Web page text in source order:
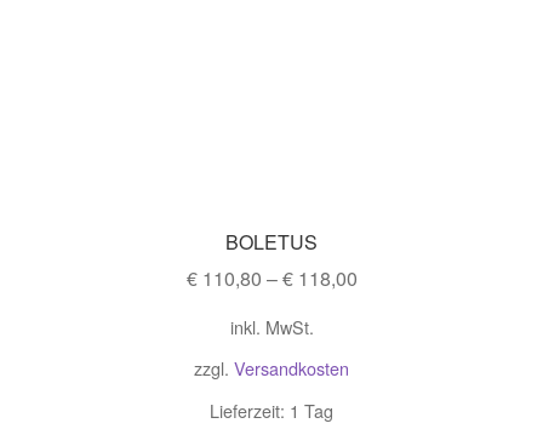
BOLETUS
€110,80 –€118,00
inkl. MwSt.
zzgl. Versandkosten
Lieferzeit: 1 Tag